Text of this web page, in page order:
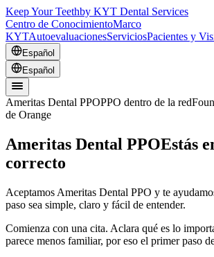
Keep Your Teethby KYT Dental Services
Centro de ConocimientoMarco
KYTAutoevaluacionesServiciosPacientes y
Español
Español
Ameritas Dental PPOPPO dentro de la red
de Orange
Ameritas Dental PPOEstás
correcto
Aceptamos Ameritas Dental PPO y te
paso sea simple, claro y fácil de entender.
Comienza con una cita. Aclara qué es lo
parece menos familiar, por eso el primer paso